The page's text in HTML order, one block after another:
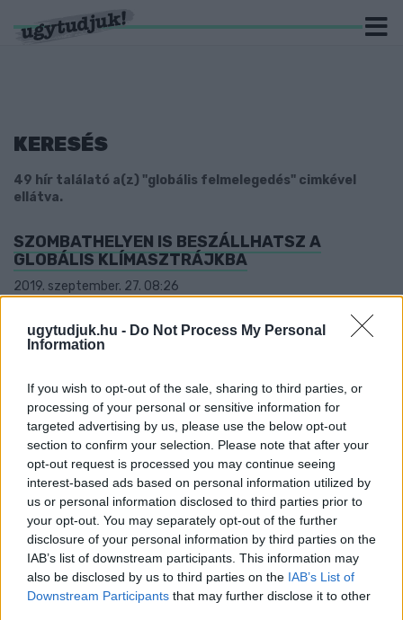
ugytudjuk.hu - Do Not Process My Personal
Information
If you wish to opt-out of the sale, sharing to third parties, or
processing of your personal or sensitive information for
targeted advertising by us, please use the below opt-out
section to confirm your selection. Please note that after your
opt-out request is processed you may continue seeing
interest-based ads based on personal information utilized by
us or personal information disclosed to third parties prior to
your opt-out. You may separately opt-out of the further
disclosure of your personal information by third parties on the
IAB’s list of downstream participants. This information may
also be disclosed by us to third parties on the IAB’s List of
Downstream Participants that may further disclose it to other
KERESÉS
49 hír találató a(z) "globális felmelegedés" cimkével
ellátva.
SZOMBATHELYEN IS BESZÁLLHATSZ A
GLOBÁLIS KLÍMASZTRÁJKBA
2019. szeptember. 27. 08:26
1901 ÓTA A MÁSODIK LEGMELEGEBB NYÁR
2019. szeptember. 04. 12:45
De idén nyáron megdőlt néhány hideg rekord is.
AZ ELŐRE JELZETTNÉL GYORSABBAN
MELEGSZIK EURÓPA
2019. augusztus. 29. 19:25
Az előre jelzettnél gyorsabban melegszik Európa, ahol a
klímaváltozás növeli a szélsőségesen meleg és csökkenti a
szélsőségesen hideg napok számát - írták a Zürichi Műszaki
Egyetem kutatói az amerikai geofizikai társság folyóiratában, a
Geophysical Research Lettersben megjelent tanulmányukban.
TÍZ NAP ALATT NYOLCVANMILLIÁRD TONNA
JÉG OLVADT EL GRÖNLANDON